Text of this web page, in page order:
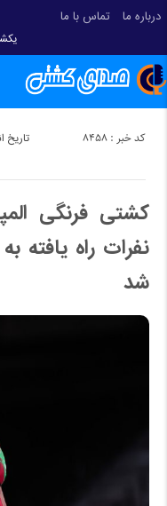
درباره ما تماس با ما
یکشنبه,
تاریخ کد خبر : 8458
نفرات راه یافته
شد